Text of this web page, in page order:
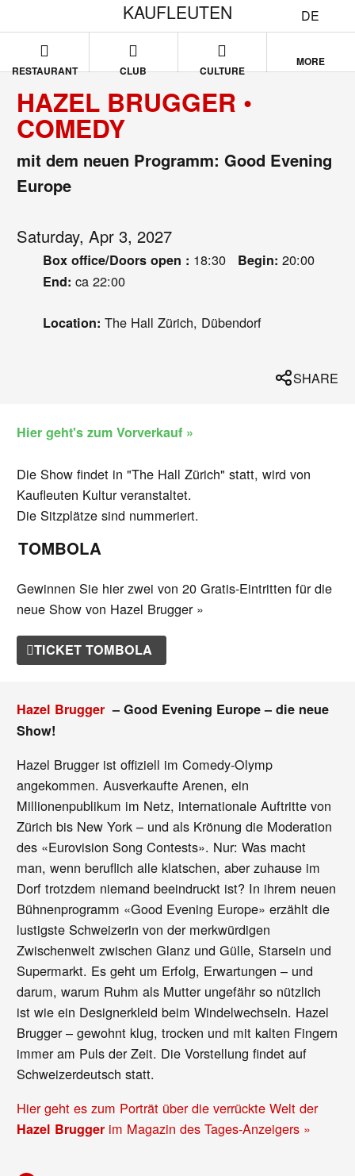
DE
KAUFLEUTEN
RESTAURANT CLUB CULTURE
MORE
HAZEL BRUGGER •
COMEDY
mit dem neuen Programm: Good Evening
Europe
Saturday, Apr 3, 2027
Box office/Doors open : 18:30 Begin: 20:00
End: ca 22:00
Location: The Hall Zürich, Dübendorf
SHARE
Hier geht's zum Vorverkauf »
Die Show findet in "The Hall Zürich" statt, wird von
Kaufleuten Kultur veranstaltet.
Die Sitzplätze sind nummeriert.
TOMBOLA
Gewinnen Sie hier zwei von 20 Gratis-Eintritten für die
neue Show von Hazel Brugger »
TICKET TOMBOLA
Hazel Brugger – Good Evening Europe – die neue
Show!
Hazel Brugger ist offiziell im Comedy-Olymp
angekommen. Ausverkaufte Arenen, ein
Millionenpublikum im Netz, internationale Auftritte von
Zürich bis New York – und als Krönung die Moderation
des «Eurovision Song Contests». Nur: Was macht
man, wenn beruflich alle klatschen, aber zuhause im
Dorf trotzdem niemand beeindruckt ist? In ihrem neuen
Bühnenprogramm «Good Evening Europe» erzählt die
lustigste Schweizerin von der merkwürdigen
Zwischenwelt zwischen Glanz und Gülle, Starsein und
Supermarkt. Es geht um Erfolg, Erwartungen – und
darum, warum Ruhm als Mutter ungefähr so nützlich
ist wie ein Designerkleid beim Windelwechseln. Hazel
Brugger – gewohnt klug, trocken und mit kalten Fingern
immer am Puls der Zeit. Die Vorstellung findet auf
Schweizerdeutsch statt.
Hier geht es zum Porträt über die verrückte Welt der
Hazel Brugger im Magazin des Tages-Anzeigers »